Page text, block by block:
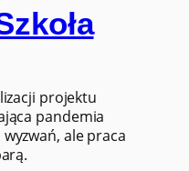
projektu
pandemia
ale praca